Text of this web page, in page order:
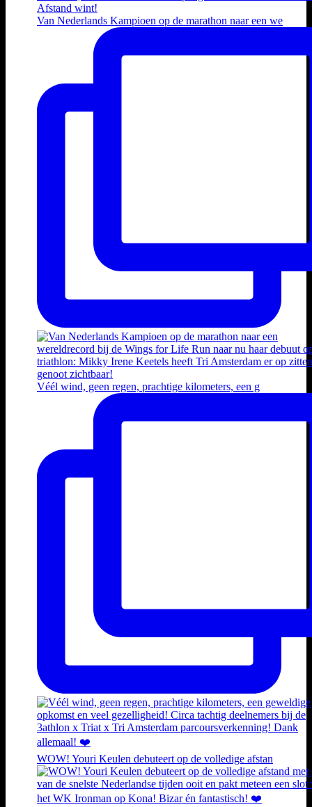
Van Nederlands Kampioen op de marathon naar een we
Véél wind, geen regen, prachtige kilometers, een g
WOW! Youri Keulen debuteert op de volledige afstan